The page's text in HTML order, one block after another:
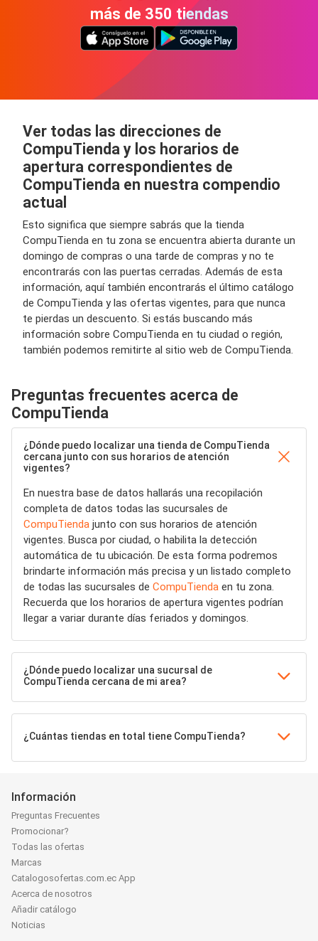
más de 350 tiendas
Ver todas las direcciones de
CompuTienda y los horarios de
apertura correspondientes de
CompuTienda en nuestra compendio
actual
Esto significa que siempre sabrás que la tienda
CompuTienda en tu zona se encuentra abierta durante un
domingo de compras o una tarde de compras y no te
encontrarás con las puertas cerradas. Además de esta
información, aquí también encontrarás el último catálogo
de CompuTienda y las ofertas vigentes, para que nunca
te pierdas un descuento. Si estás buscando más
información sobre CompuTienda en tu ciudad o región,
también podemos remitirte al sitio web de CompuTienda.
Preguntas frecuentes acerca de
CompuTienda
¿Dónde puedo localizar una tienda de CompuTienda
cercana junto con sus horarios de atención
vigentes?
En nuestra base de datos hallarás una recopilación
completa de datos todas las sucursales de
CompuTienda junto con sus horarios de atención
vigentes. Busca por ciudad, o habilita la detección
automática de tu ubicación. De esta forma podremos
brindarte información más precisa y un listado completo
de todas las sucursales de CompuTienda en tu zona.
Recuerda que los horarios de apertura vigentes podrían
llegar a variar durante días feriados y domingos.
¿Dónde puedo localizar una sucursal de
CompuTienda cercana de mi area?
¿Cuántas tiendas en total tiene CompuTienda?
Información
Preguntas Frecuentes
Promocionar?
Todas las ofertas
Marcas
Catalogosofertas.com.ec App
Acerca de nosotros
Añadir catálogo
Noticias